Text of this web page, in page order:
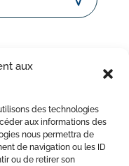
aux
des technologies
aux informations des
nous permettra de
de navigation ou les ID
ou de retirer son
| Réalisation :
de confidentialité
Vente